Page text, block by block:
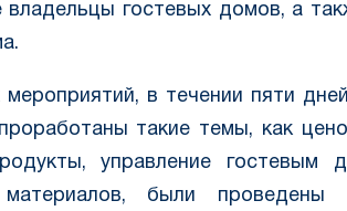
владельцы гостевых домов, а
в течении пяти
такие темы, как
управление гостевым
материалов, были проведены